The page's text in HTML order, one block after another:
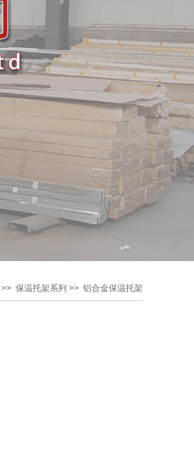
>> 保温托架系列 >> 铝合金保温托架